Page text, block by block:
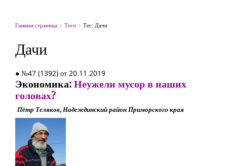
Главная страница Теги Тег: Дачи
Дачи
● №47 (1392) от 20.11.2019
Экономика:Неужели мусор в наших
головах?
Пётр Теляков, Надеждинский район Приморского края